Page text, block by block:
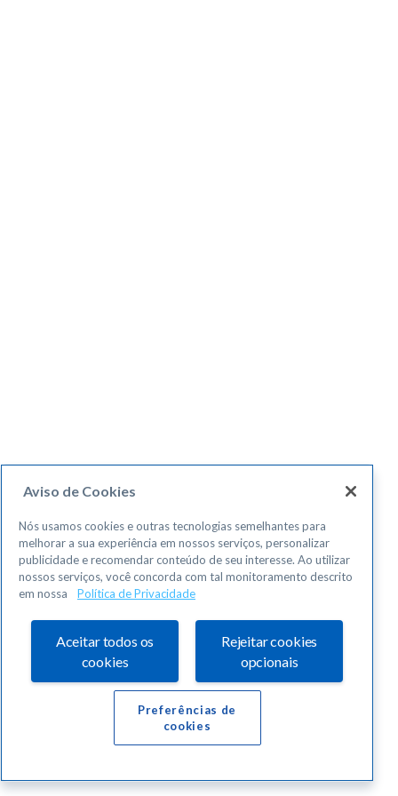
Aviso de Cookies
Nós usamos cookies e outras tecnologias semelhantes para
melhorar a sua experiência em nossos serviços, personalizar
publicidade e recomendar conteúdo de seu interesse. Ao utilizar
nossos serviços, você concorda com tal monitoramento descrito
em nossa
Política de Privacidade
Aceitar todos os
cookies
Rejeitar cookies
opcionais
Preferências de
cookies